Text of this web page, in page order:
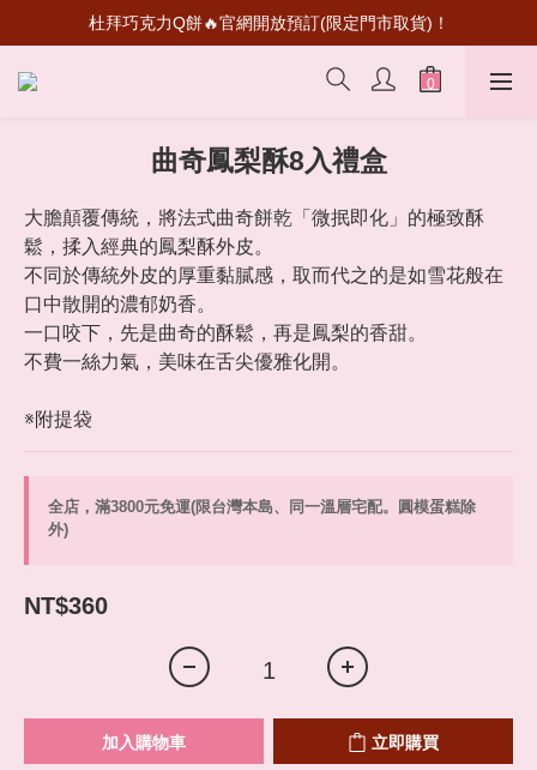
超級瑪利歐聯名登場！送禮收藏一次滿足
杜拜巧克力Q餅🔥官網開放預訂(限定門市取貨)！
首次加入會員💰送50元購物金
曲奇鳳梨酥8入禮盒
大膽顛覆傳統，將法式曲奇餅乾「微抿即化」的極致酥
鬆，揉入經典的鳳梨酥外皮。
不同於傳統外皮的厚重黏膩感，取而代之的是如雪花般在
口中散開的濃郁奶香。
一口咬下，先是曲奇的酥鬆，再是鳳梨的香甜。
不費一絲力氣，美味在舌尖優雅化開。
※附提袋
全店，滿3800元免運(限台灣本島、同一溫層宅配。圓模蛋糕除
外)
NT$360
加入購物車 立即購買